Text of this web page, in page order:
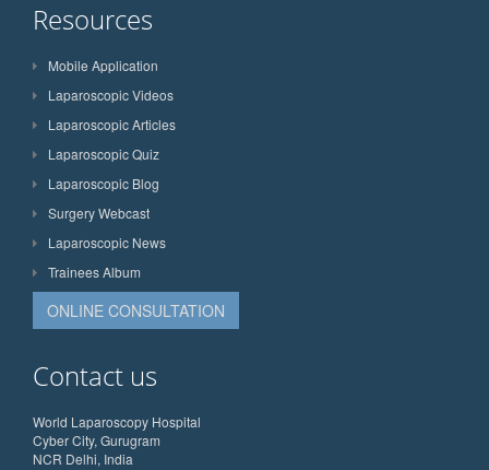
Resources
Mobile Application
Laparoscopic Videos
Laparoscopic Articles
Laparoscopic Quiz
Laparoscopic Blog
Surgery Webcast
Laparoscopic News
Trainees Album
ONLINE CONSULTATION
Contact us
World Laparoscopy Hospital
Cyber City, Gurugram
NCR Delhi, India